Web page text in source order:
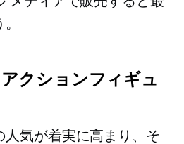
クションフィギュ
人気が着実に高まり、そ